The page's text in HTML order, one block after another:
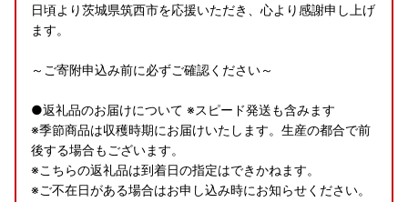
日頃より茨城県筑西市を応援いただき、心より感謝申し上げ
ます。
～ご寄附申込み前に必ずご確認ください～
●返礼品のお届けについて ※スピード発送も含みます
※季節商品は収穫時期にお届けいたします。生産の都合で前
後する場合もございます。
※こちらの返礼品は到着日の指定はできかねます。
※ご不在日がある場合はお申し込み時にお知らせください。